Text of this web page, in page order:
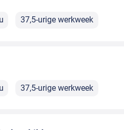
37,5-urige werkweek
37,5-urige werkweek